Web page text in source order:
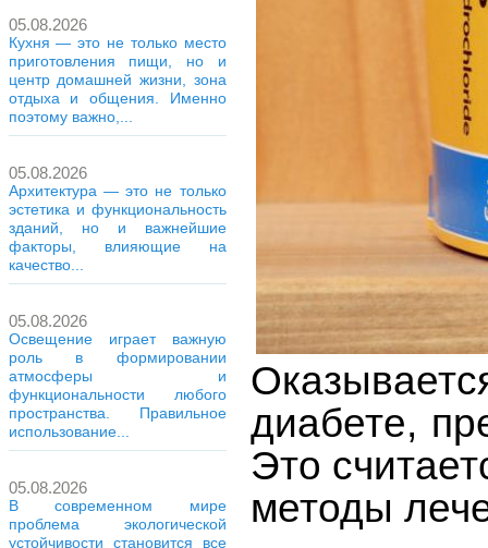
05.08.2026
Кухня — это не только место
приготовления пищи, но и
центр домашней жизни, зона
отдыха и общения. Именно
поэтому важно,...
05.08.2026
Архитектура — это не только
эстетика и функциональность
зданий, но и важнейшие
факторы, влияющие на
качество...
05.08.2026
Освещение играет важную
роль в формировании
атмосферы и
функциональности любого
пространства. Правильное
использование...
05.08.2026
В современном мире
проблема экологической
устойчивости становится все
диабете,
Это
методы